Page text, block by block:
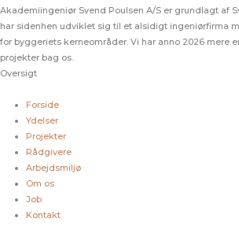
Akademiingeniør Svend Poulsen A/S er grundlagt af
har sidenhen udviklet sig til et alsidigt ingeniørfirma
for byggeriets kerneområder. Vi har anno 2026 mere
projekter bag os.
Oversigt
Forside
Ydelser
Projekter
Rådgivere
Arbejdsmiljø
Om os
Job
Kontakt